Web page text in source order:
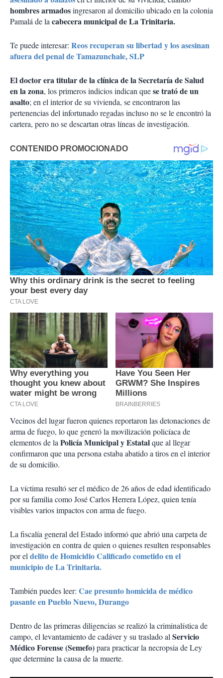
hombres armadosingresaron al domicilio ubicado en la colonia
Pamalá de lacabecera municipal de La Trinitaria.
Te puede interesar: Reos recuperan su libertad y los asesinan
afuera del penal de Tamazunchale, SLP
El doctor era titular de la clínica de la Secretaría de Salud
en la zona, los primeros indicios indican quese trató de un
asalto; en el interior de su vivienda, se encontraron las
pertenencias del infortunado regadas incluso no se le encontró la
cartera, pero no se descartan otras líneas de investigación.
Vecinos del lugar fueron quienes reportaron las detonaciones de
arma de fuego, lo que generó la movilización policíaca de
elementos de laPolicía Municipal y Estatalque al llegar
confirmaron que una persona estaba abatido a tiros en el interior
de su domicilio.
La víctima resultó ser el médico de 26 años de edad identificado
por su familia como José Carlos Herrera López, quien tenía
visibles varios impactos con arma de fuego.
La fiscalía general del Estado informó que abrió una carpeta de
investigación en contra de quien o quienes resulten responsables
por eldelito de Homicidio Calificado cometido en el
municipio de La Trinitaria.
También puedes leer: Cae presunto homicida de médico
pasante en Pueblo Nuevo, Durango
Dentro de las primeras diligencias se realizó la criminalística de
campo, el levantamiento de cadáver y su traslado alServicio
Médico Forense (Semefo)para practicar la necropsia de Ley
que determine la causa de la muerte.